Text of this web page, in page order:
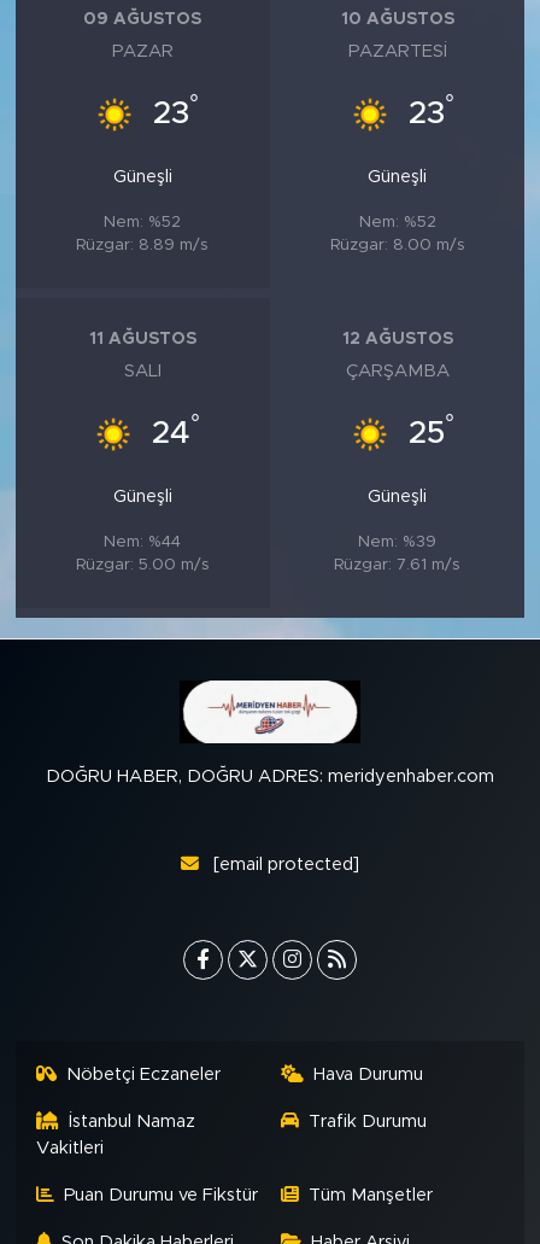
09 AĞUSTOS
PAZAR
23°
Güneşli
Nem: %52
Rüzgar: 8.89 m/s
10 AĞUSTOS
PAZARTESI
23°
Güneşli
Nem: %52
Rüzgar: 8.00 m/s
11 AĞUSTOS
SALI
24°
Güneşli
Nem: %44
Rüzgar: 5.00 m/s
12 AĞUSTOS
ÇARŞAMBA
25°
Güneşli
Nem: %39
Rüzgar: 7.61 m/s
DOĞRU HABER, DOĞRU ADRES: meridyenhaber.com
[email protected]
Nöbetçi Eczaneler Hava Durumu
İstanbul Namaz
Vakitleri
Trafik Durumu
Puan Durumu ve Fikstür Tüm Manşetler